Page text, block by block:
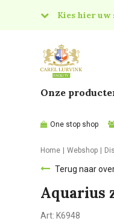
Kies hier uw
Food
Onze
One stop shop
Home Webshop
Terug naar
Aquarius
Art: K6948